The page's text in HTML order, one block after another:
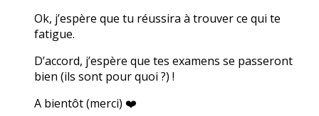
Ok, j’espère que tu réussira à trouver ce qui te
fatigue.
D’accord, j’espère que tes examens se passeront
bien (ils sont pour quoi ?) !
A bientôt (merci) ❤️